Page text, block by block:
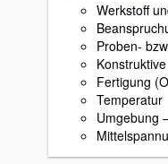
Werkstoff
Proben-
Fertigung
Temperatur
Umgebung